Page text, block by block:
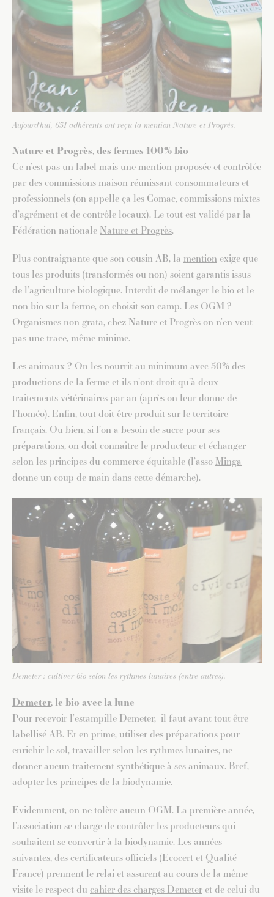
Aujourd’hui, 631 adhérents ont reçu la mention Nature et Progrès.
Nature et Progrès, des fermes 100% bio
Ce n’est pas un label mais une mention proposée et contrôlée
par des commissions maison réunissant consommateurs et
professionnels (on appelle ça les Comac, commissions mixtes
d’agrément et de contrôle locaux). Le tout est validé par la
Fédération nationale Nature et Progrès.
Plus contraignante que son cousin AB, la mention exige que
tous les produits (transformés ou non) soient garantis issus
de l’agriculture biologique. Interdit de mélanger le bio et le
non bio sur la ferme, on choisit son camp. Les OGM ?
Organismes non grata, chez Nature et Progrès on n’en veut
pas une trace, même minime.
Les animaux ? On les nourrit au minimum avec 50% des
productions de la ferme et ils n’ont droit qu’à deux
traitements vétérinaires par an (après on leur donne de
l’homéo). Enfin, tout doit être produit sur le territoire
français. Ou bien, si l’on a besoin de sucre pour ses
préparations, on doit connaître le producteur et échanger
selon les principes du commerce équitable (l’asso Minga
donne un coup de main dans cette démarche).
Demeter : cultiver bio selon les rythmes lunaires (entre autres).
Demeter, le bio avec la lune
Pour recevoir l’estampille Demeter, il faut avant tout être
labellisé AB. Et en prime, utiliser des préparations pour
enrichir le sol, travailler selon les rythmes lunaires, ne
donner aucun traitement synthétique à ses animaux. Bref,
adopter les principes de la biodynamie.
Evidemment, on ne tolère aucun OGM. La première année,
l’association se charge de contrôler les producteurs qui
souhaitent se convertir à la biodynamie. Les années
suivantes, des certificateurs officiels (Ecocert et Qualité
France) prennent le relai et assurent au cours de la même
visite le respect du cahier des charges Demeteret de celui du